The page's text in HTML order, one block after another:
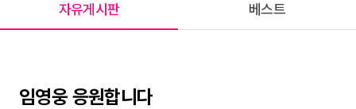
자유게시판 베스트
임영웅 응원합니다